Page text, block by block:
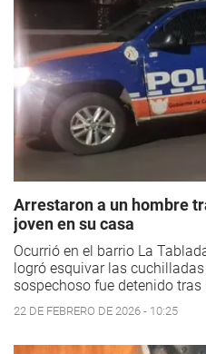
Arrestaron a un hombre
joven en su casa
Ocurrió en el barrio La
logró esquivar las
sospechoso fue detenido
22 DE FEBRERO DE 2026 - 10:25